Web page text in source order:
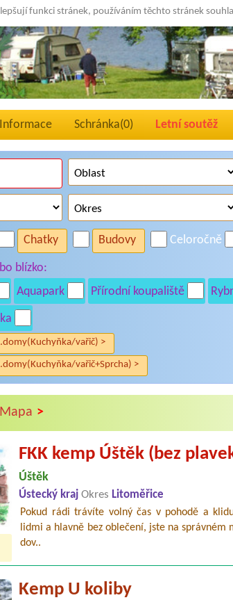
funkci stránek, používáním těchto stránek
Informace Schránka(0) Letní soutěž
Chatky Budovy Celoročně
blízko:
Aquapark Přírodní koupaliště
vařič) >
vařič+Sprcha) >
Mapa >
FKK kemp Úštěk (bez
Úštěk
Ústecký krajOkres Litoměřice
Pokud rádi trávíte volný čas v pohodě a
lidmi a hlavně bez oblečení, jste na správném
dov..
Kemp U koliby